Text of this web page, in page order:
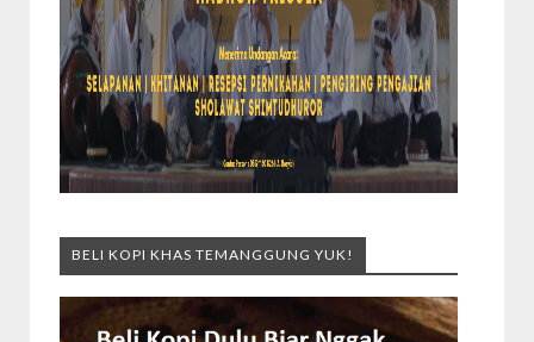
BELI KOPI KHAS TEMANGGUNG YUK!